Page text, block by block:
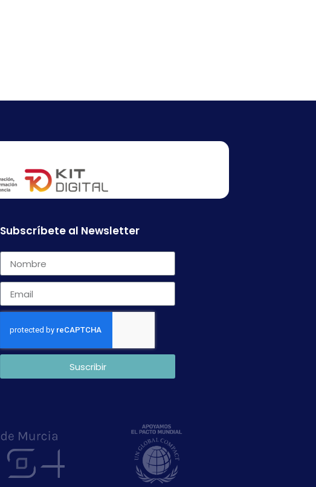
Subscríbete al Newsletter
Suscribir